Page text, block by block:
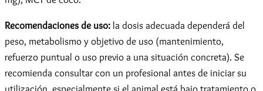
Recomendaciones de uso: la dosis adecuada dependerá del
peso, metabolismo y objetivo de uso (mantenimiento,
refuerzo puntual o uso previo a una situación concreta). Se
recomienda consultar con un profesional antes de iniciar su